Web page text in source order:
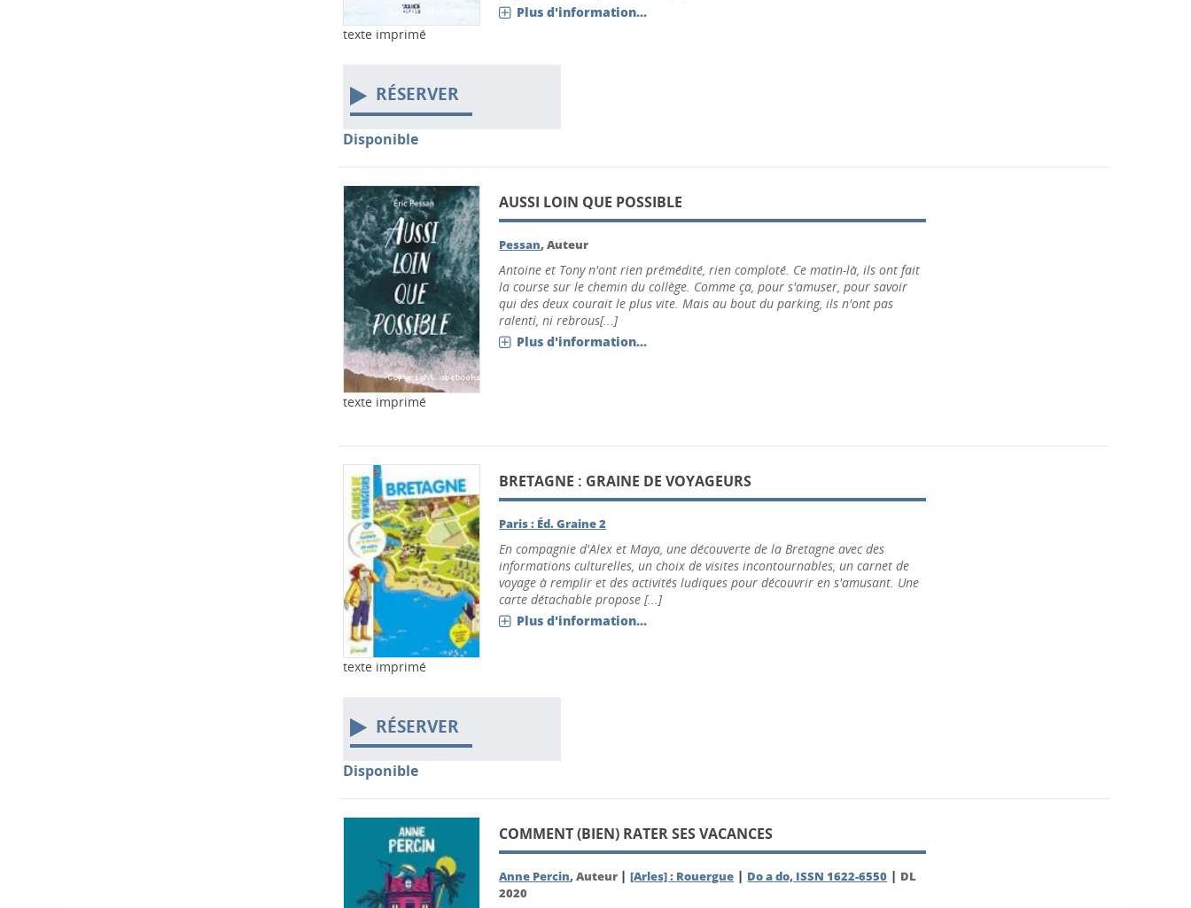
texte imprimé
Plus d'information...
RÉSERVER
Disponible
texte imprimé
AUSSI LOIN QUE POSSIBLE
Pessan, Auteur
Antoine et Tony n'ont rien prémédité, rien comploté. Ce matin-là, ils ont fait
la course sur le chemin du collège. Comme ça, pour s'amuser, pour savoir
qui des deux courait le plus vite. Mais au bout du parking, ils n'ont pas
ralenti, ni rebrous[...]
Plus d'information...
texte imprimé
BRETAGNE : GRAINE DE VOYAGEURS
Paris : Éd. Graine 2
En compagnie d'Alex et Maya, une découverte de la Bretagne avec des
informations culturelles, un choix de visites incontournables, un carnet de
voyage à remplir et des activités ludiques pour découvrir en s'amusant. Une
carte détachable propose [...]
Plus d'information...
RÉSERVER
Disponible
COMMENT (BIEN) RATER SES VACANCES
Anne Percin, Auteur |[Arles] : Rouergue | Do a do, ISSN 1622-6550 | DL
2020